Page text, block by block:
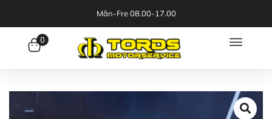
Mån-Fre 08.00-17.00
0